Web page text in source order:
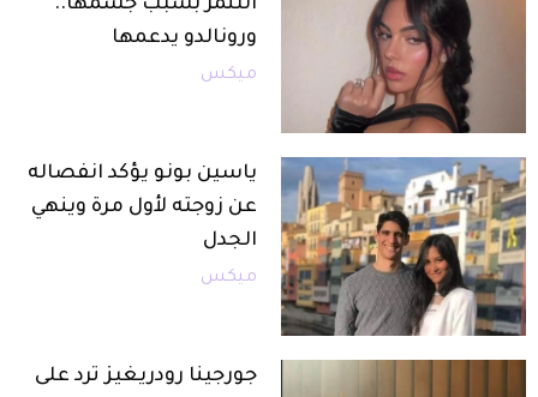
التنمر بسبب جسمها..
ورونالدو يدعمها
ميكس
ياسين بونو يؤكد انفصاله
عن زوجته لأول مرة وينهي
الجدل
ميكس
جورجينا رودريغيز ترد على